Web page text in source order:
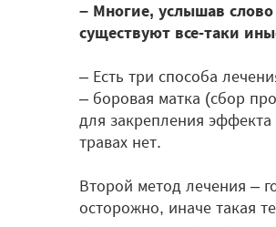
– Многие, услышав
существуют все-таки
– Есть три способа
– боровая матка (сбор
для закрепления
травах нет.
Второй метод лечения –
осторожно, иначе такая